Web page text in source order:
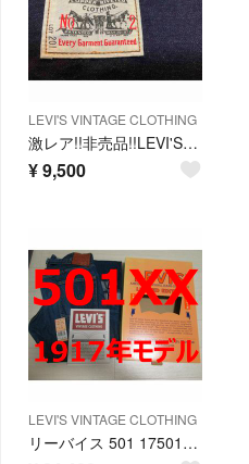
LEVI'S VINTAGE CLOTHING
激レア!!非売品!!LEVI'S denimクラッチバッグ NO2 201
¥9,500
LEVI'S VINTAGE CLOTHING
リーバイス 501 17501 1917年モデル サスペンダー 箱付き